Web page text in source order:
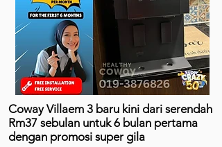
Coway Villaem 3 baru kini dari serendah
Rm37 sebulan untuk 6 bulan pertama
dengan promosi super gila